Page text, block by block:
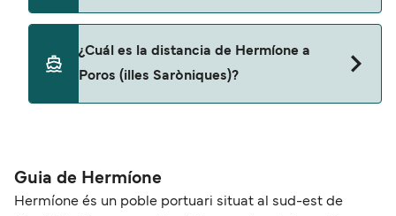
ferry. Puede que necesites el pasaporte de tus
mascotas y otros documentos. Actualmente
puedes viajar con mascotas con:
¿Cuál es la distancia de Hermíone a
Poros (illes Saròniques)?
Guia de Hermíone
Hermíone és un poble portuari situat al sud-est de